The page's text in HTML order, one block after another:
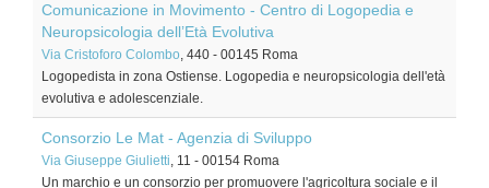
Comunicazione in Movimento - Centro di Logopedia e
Neuropsicologia dell’Età Evolutiva
Via Cristoforo Colombo, 440 - 00145 Roma
Logopedista in zona Ostiense. Logopedia e neuropsicologia dell'età
evolutiva e adolescenziale.
Consorzio Le Mat - Agenzia di Sviluppo
Via Giuseppe Giulietti, 11 - 00154 Roma
Un marchio e un consorzio per promuovere l'agricoltura sociale e il